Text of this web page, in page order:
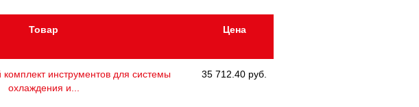
Товар Цена
инструментов для системы
охлаждения и...
35 712.40 руб.